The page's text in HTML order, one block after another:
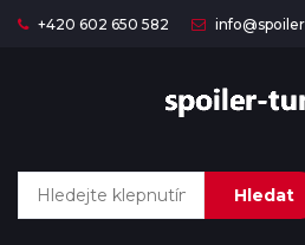
+420 602 650 582
Hledat